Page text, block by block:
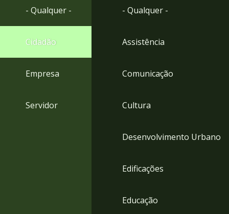
rodapé
- Qualquer -
Cidadão
Empresa
Servidor
- Qualquer -
Assistência
Comunicação
Cultura
Desenvolvimento Urbano
Edificações
Educação